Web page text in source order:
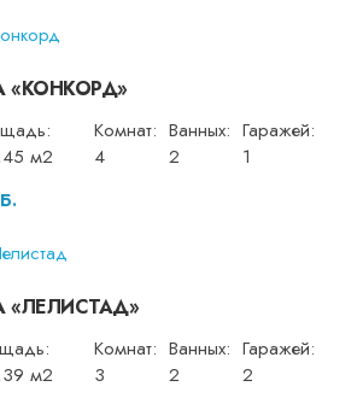
м2
Комнат:
4
Ванных:
2
Гаражей:
1
м2
Комнат:
3
Ванных:
2
Гаражей:
2